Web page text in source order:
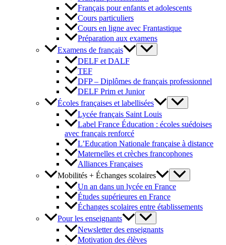
Français pour enfants et adolescents
Cours particuliers
Cours en ligne avec Frantastique
Préparation aux examens
Examens de français
DELF et DALF
TEF
DFP – Diplômes de français professionnel
DELF Prim et Junior
Écoles françaises et labellisées
Lycée français Saint Louis
Label France Éducation : écoles suédoises
avec français renforcé
L’Education Nationale française à distance
Maternelles et crèches francophones
Alliances Françaises
Mobilités + Échanges scolaires
Un an dans un lycée en France
Études supérieures en France
Échanges scolaires entre établissements
Pour les enseignants
Newsletter des enseignants
Motivation des élèves